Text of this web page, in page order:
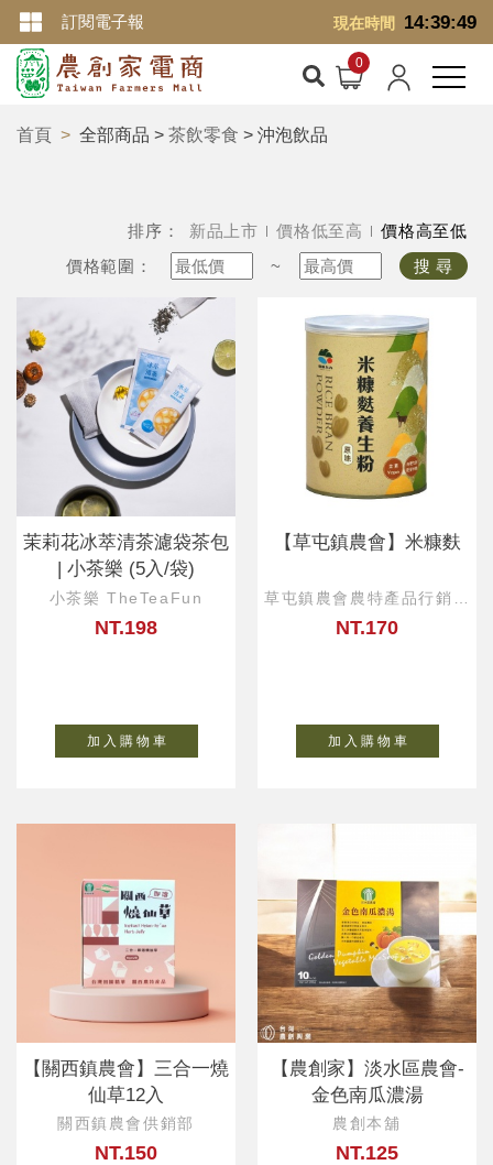
現在時間 14:39:50
訂閱電子報
首頁 全部商品 > 茶飲零食 > 沖泡飲品
排序： 新品上市 價格低至高
價格高至低
價格範圍：
~ 搜 尋
茉莉花冰萃清茶濾袋茶包
| 小茶樂 (5入/袋)
小茶樂 TheTeaFun
NT.198
加 入 購 物 車
【草屯鎮農會】米糠麩
草屯鎮農會農特產品行銷中
心
NT.170
加 入 購 物 車
【關西鎮農會】三合一燒
仙草12入
關西鎮農會供銷部
NT.150
【農創家】淡水區農會-
金色南瓜濃湯
農創本舖
NT.125